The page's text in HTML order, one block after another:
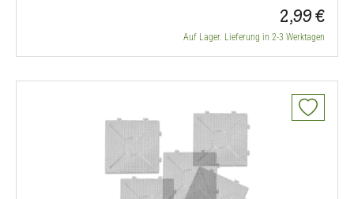
2,99 €
Auf Lager. Lieferung in 2-3 Werktagen